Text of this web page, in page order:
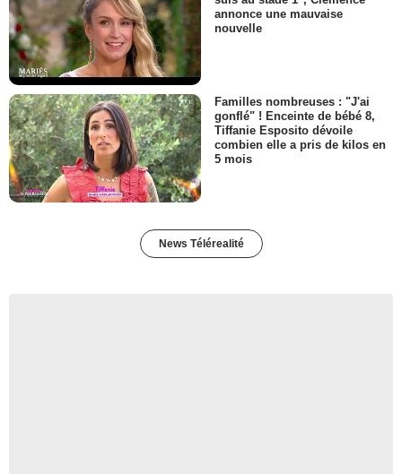
annonce une mauvaise
nouvelle
Familles nombreuses : "J'ai
gonflé" ! Enceinte de bébé 8,
Tiffanie Esposito dévoile
combien elle a pris de kilos en
5 mois
News Télérealité